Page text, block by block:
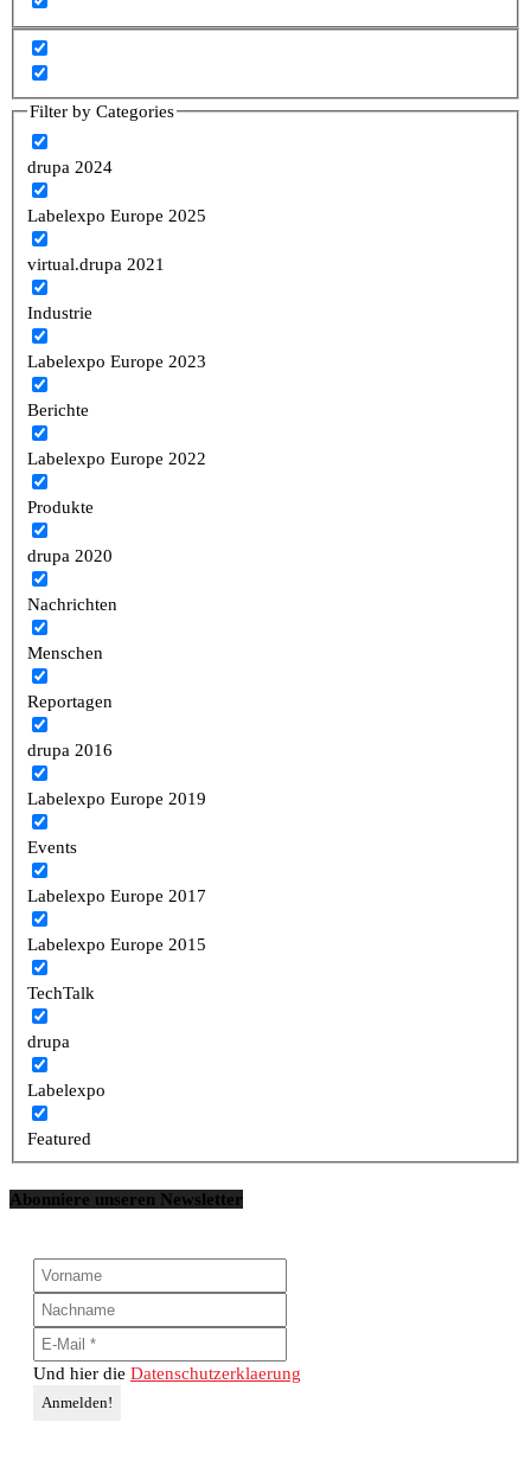
Filter by Categories
drupa 2024
Labelexpo Europe 2025
virtual.drupa 2021
Industrie
Labelexpo Europe 2023
Berichte
Labelexpo Europe 2022
Produkte
drupa 2020
Nachrichten
Menschen
Reportagen
drupa 2016
Labelexpo Europe 2019
Events
Labelexpo Europe 2017
Labelexpo Europe 2015
TechTalk
drupa
Labelexpo
Featured
Abonniere unseren Newsletter
Und hier die Datenschutzerklaerung